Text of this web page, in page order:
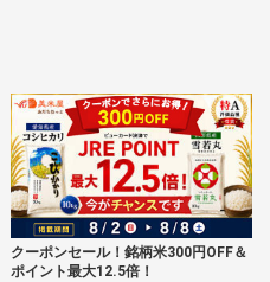
クーポンセール！銘柄米300円OFF＆
ポイント最大12.5倍！